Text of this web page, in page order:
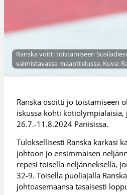
Ranska voitti toistamiseen
valmistavassa maaottelussa. Kuva:
Ranska osoitti jo toistamiseen
iskussa kohti kotiolympialaisia,
26.7.-11.8.2024 Pariisissa.
Tuloksellisesti Ranska karkasi
johtoon jo ensimmäisen
repesi toisella neljänneksellä,
32-9. Toisella puoliajalla
johtoasemaansa tasaisesti